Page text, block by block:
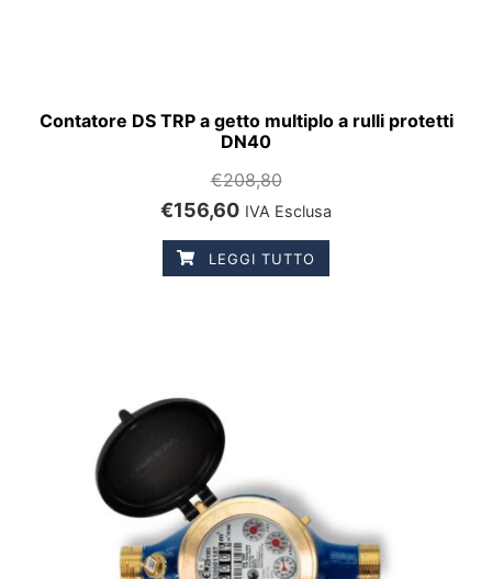
Contatore DS TRP a getto multiplo a rulli protetti
DN40
€208,80
€156,60 IVA Esclusa
LEGGI TUTTO